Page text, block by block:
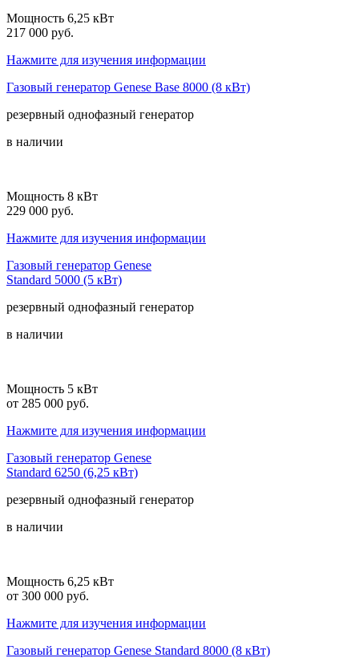
Мощность 6,25 кВт
217 000 руб.
Нажмите для изучения информации
Газовый генератор Genese Base 8000 (8 кВт)
резервный однофазный генератор
в наличии
Мощность 8 кВт
229 000 руб.
Нажмите для изучения информации
Газовый генератор Genese
Standard 5000 (5 кВт)
резервный однофазный генератор
в наличии
Мощность 5 кВт
от 285 000 руб.
Нажмите для изучения информации
Газовый генератор Genese
Standard 6250 (6,25 кВт)
резервный однофазный генератор
в наличии
Мощность 6,25 кВт
от 300 000 руб.
Нажмите для изучения информации
Газовый генератор Genese Standard 8000 (8 кВт)